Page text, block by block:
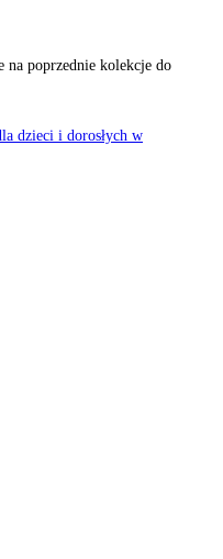
na poprzednie kolekcje do